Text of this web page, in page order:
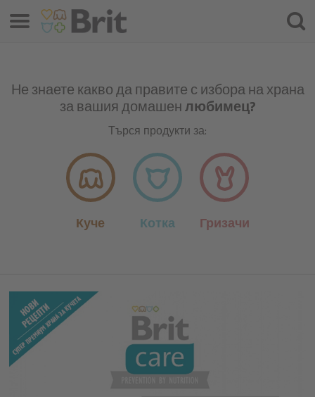
Не знаете какво да правите с избора на храна
за вашия домашенлюбимец?
Търся продукти за:
Куче Котка Гризачи
на
Меню